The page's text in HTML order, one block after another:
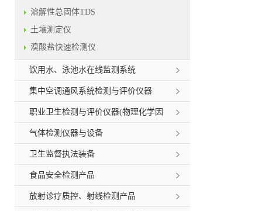
溶解性总固体TDS
土壤测定仪
溴酸盐快速检测仪
饮用水、泳池水在线监测系统
集中空调通风系统检测与评价仪器
职业卫生检测与评价仪器(物理化学因
素)
气体检测仪器与设备
卫生监督执法装备
食品安全检测产品
放射诊疗质控、射线检测产品